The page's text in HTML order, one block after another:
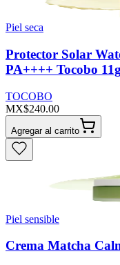
Piel seca
Protector Solar
PA++++ Tocobo
TOCOBO
MX$240.00
Agregar al carrito
Piel sensible
Crema Matcha